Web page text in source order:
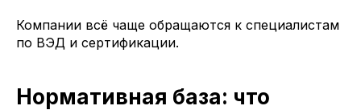
Компании всё чаще обращаются к специалистам
по ВЭД и сертификации.
Нормативная база: что